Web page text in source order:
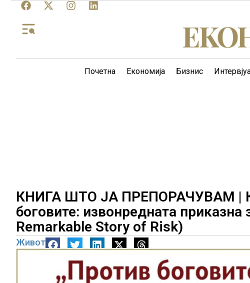
Почетна Економија Бизнис
КНИГА ШТО ЈА ПРЕПОРАЧУВАМ |
боговите: извонредната
Remarkable Story of Risk)
Живот